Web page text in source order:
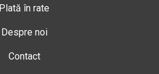
Plată în rate
Despre noi
Contact